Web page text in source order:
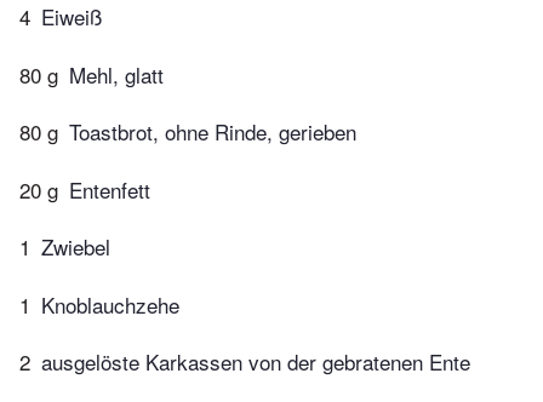
4 Eiweiß
80 g Mehl, glatt
80 g Toastbrot, ohne Rinde, gerieben
20 g Entenfett
1 Zwiebel
1 Knoblauchzehe
2 ausgelöste Karkassen von der gebratenen Ente